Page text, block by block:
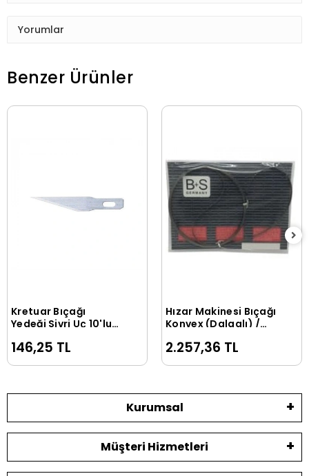
Yorumlar
Benzer Ürünler
Sepete Ekle
Kretuar Bıçağı
Yedeği Sivri Uç 10'lu
146,25 TL
Sepete Ekle
Hızar Makinesi Bıçağı
Konvex (Dalgalı) /
2.257,36 TL
Kurumsal
Müşteri Hizmetleri